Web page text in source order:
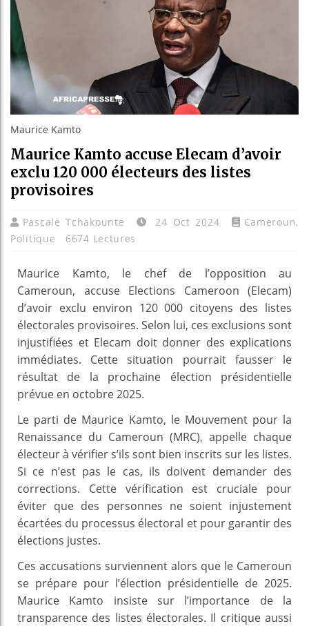
Maurice Kamto
Maurice Kamto accuse Elecam d’avoir
exclu 120 000 électeurs des listes
provisoires
Pascale Tchakounte 24 Oct 2024 Cameroun,
Politique
6674 Lectures
Maurice Kamto, le chef de l’opposition au
Cameroun, accuse Elections Cameroon (Elecam)
d’avoir exclu environ 120 000 citoyens des listes
électorales provisoires. Selon lui, ces exclusions sont
injustifiées et Elecam doit donner des explications
immédiates. Cette situation pourrait fausser le
résultat de la prochaine élection présidentielle
prévue en octobre 2025.
Le parti de Maurice Kamto, le Mouvement pour la
Renaissance du Cameroun (MRC), appelle chaque
électeur à vérifier s’ils sont bien inscrits sur les listes.
Si ce n’est pas le cas, ils doivent demander des
corrections. Cette vérification est cruciale pour
éviter que des personnes ne soient injustement
écartées du processus électoral et pour garantir des
élections justes.
Ces accusations surviennent alors que le Cameroun
se prépare pour l’élection présidentielle de 2025.
Maurice Kamto insiste sur l’importance de la
transparence des listes électorales. Il critique aussi